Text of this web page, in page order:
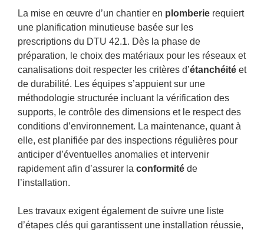
La mise en œuvre d’un chantier en plomberie requiert
une planification minutieuse basée sur les
prescriptions du DTU 42.1. Dès la phase de
préparation, le choix des matériaux pour les réseaux et
canalisations doit respecter les critères d’étanchéité et
de durabilité. Les équipes s’appuient sur une
méthodologie structurée incluant la vérification des
supports, le contrôle des dimensions et le respect des
conditions d’environnement. La maintenance, quant à
elle, est planifiée par des inspections régulières pour
anticiper d’éventuelles anomalies et intervenir
rapidement afin d’assurer la conformité de
l’installation.
Les travaux exigent également de suivre une liste
d’étapes clés qui garantissent une installation réussie,